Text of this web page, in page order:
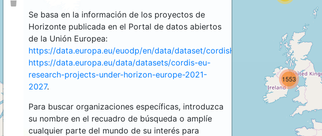
Se basa en la información de los proyectos de
Horizonte publicada en el Portal de datos abiertos
de la Unión Europea:
https://data.europa.eu/euodp/en/data/dataset/cordisH2020projects.
https://data.europa.eu/data/datasets/cordis-eu-
research-projects-under-horizon-europe-2021-
2027.
Para buscar organizaciones específicas, introduzca
su nombre en el recuadro de búsqueda o amplíe
cualquier parte del mundo de su interés para
1553